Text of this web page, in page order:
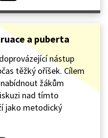
a puberta
nástup
těžký oříšek. Cílem
žákům
nad tímto
jako metodický